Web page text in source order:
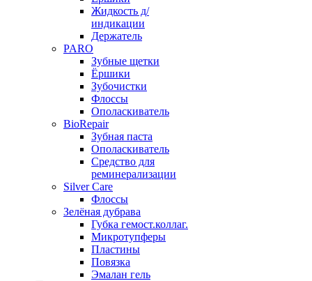
Жидкость д/
индикации
Держатель
PARO
Зубные щетки
Ёршики
Зубочистки
Флоссы
Ополаскиватель
BioRepair
Зубная паста
Ополаскиватель
Средство для
реминерализации
Silver Care
Флоссы
Зелёная дубрава
Губка гемост.коллаг.
Микротупферы
Пластины
Повязка
Эмалан гель